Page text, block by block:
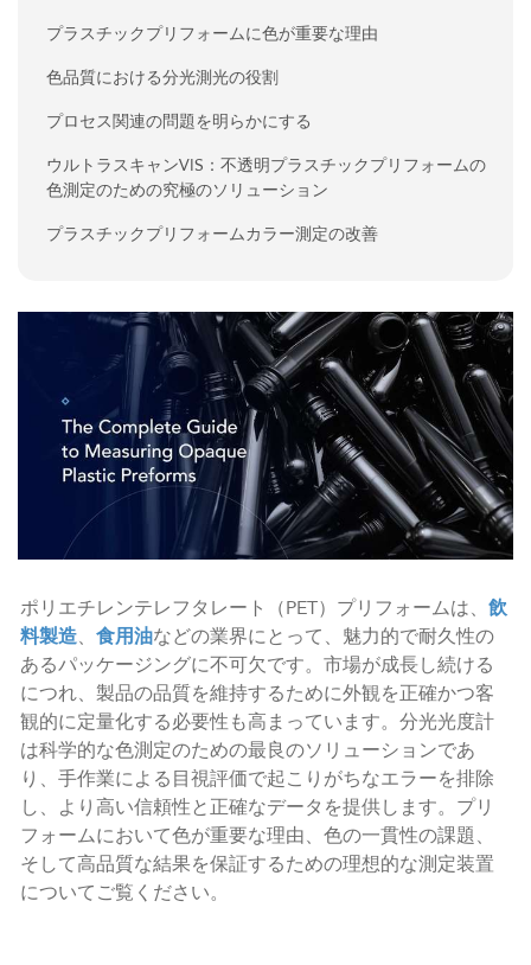
プラスチックプリフォームに色が重要な理由
色品質における分光測光の役割
プロセス関連の問題を明らかにする
ウルトラスキャンVIS：不透明プラスチックプリフォームの
色測定のための究極のソリューション
プラスチックプリフォームカラー測定の改善
ポリエチレンテレフタレート（PET）プリフォームは、 飲
料製造、 食用油などの業界にとって、魅力的で耐久性の
あるパッケージングに不可欠です。市場が成長し続ける
につれ、製品の品質を維持するために外観を正確かつ客
観的に定量化する必要性も高まっています。分光光度計
は科学的な色測定のための最良のソリューションであ
り、手作業による目視評価で起こりがちなエラーを排除
し、より高い信頼性と正確なデータを提供します。プリ
フォームにおいて色が重要な理由、色の一貫性の課題、
そして高品質な結果を保証するための理想的な測定装置
についてご覧ください。